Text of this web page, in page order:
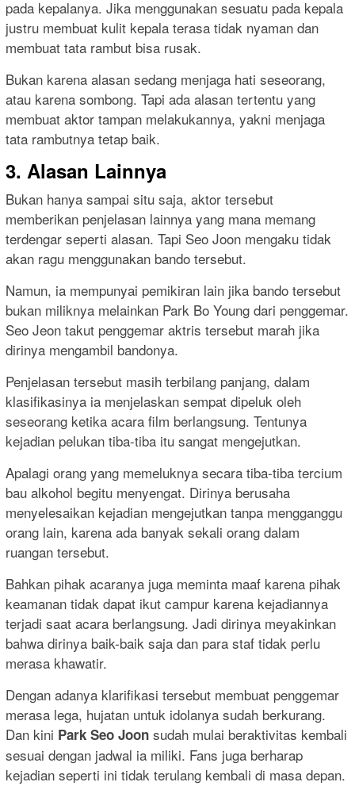
pada kepalanya. Jika menggunakan sesuatu pada kepala
justru membuat kulit kepala terasa tidak nyaman dan
membuat tata rambut bisa rusak.
Bukan karena alasan sedang menjaga hati seseorang,
atau karena sombong. Tapi ada alasan tertentu yang
membuat aktor tampan melakukannya, yakni menjaga
tata rambutnya tetap baik.
3. Alasan Lainnya
Bukan hanya sampai situ saja, aktor tersebut
memberikan penjelasan lainnya yang mana memang
terdengar seperti alasan. Tapi Seo Joon mengaku tidak
akan ragu menggunakan bando tersebut.
Namun, ia mempunyai pemikiran lain jika bando tersebut
bukan miliknya melainkan Park Bo Young dari penggemar.
Seo Jeon takut penggemar aktris tersebut marah jika
dirinya mengambil bandonya.
Penjelasan tersebut masih terbilang panjang, dalam
klasifikasinya ia menjelaskan sempat dipeluk oleh
seseorang ketika acara film berlangsung. Tentunya
kejadian pelukan tiba-tiba itu sangat mengejutkan.
Apalagi orang yang memeluknya secara tiba-tiba tercium
bau alkohol begitu menyengat. Dirinya berusaha
menyelesaikan kejadian mengejutkan tanpa mengganggu
orang lain, karena ada banyak sekali orang dalam
ruangan tersebut.
Bahkan pihak acaranya juga meminta maaf karena pihak
keamanan tidak dapat ikut campur karena kejadiannya
terjadi saat acara berlangsung. Jadi dirinya meyakinkan
bahwa dirinya baik-baik saja dan para staf tidak perlu
merasa khawatir.
Dengan adanya klarifikasi tersebut membuat penggemar
merasa lega, hujatan untuk idolanya sudah berkurang.
Dan kini Park Seo Joon sudah mulai beraktivitas kembali
sesuai dengan jadwal ia miliki. Fans juga berharap
kejadian seperti ini tidak terulang kembali di masa depan.